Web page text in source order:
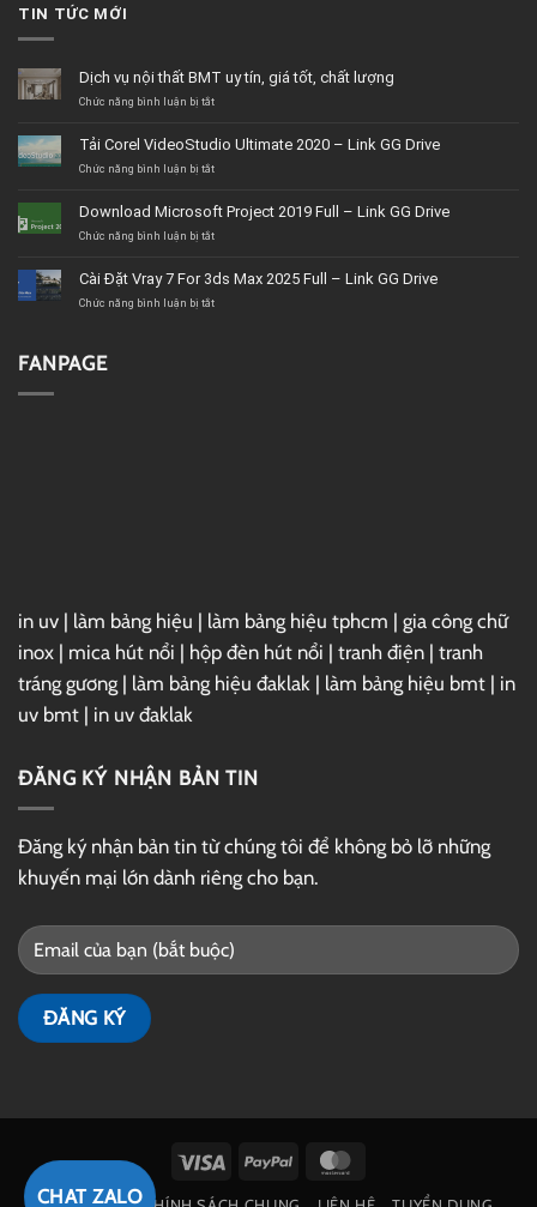
CHAT ZALO
TIN TỨC MỚI
Dịch vụ nội thất BMT uy tín, giá tốt, chất lượng
Chức năng bình luận bị tắtở
nội
thất
tín,
giá
lượng
Tải Corel VideoStudio Ultimate 2020 – Link GG Drive
Chức năng bình luận bị tắtở
VideoStudio
Ultimate
Link
GG
Download Microsoft Project 2019 Full – Link GG Drive
Chức năng bình luận bị tắtở
Project
2019
Cài Đặt Vray 7 For 3ds Max 2025 Full – Link GG Drive
Chức năng bình luận bị tắtở
FANPAGE
in uv | làm bảng hiệu | làm bảng hiệu tphcm | gia công chữ
inox | mica hút nổi | hộp đèn hút nổi | tranh điện | tranh
tráng gương | làm bảng hiệu đaklak | làm bảng hiệu bmt | in
uv bmt | in uv đaklak
ĐĂNG KÝ NHẬN BẢN TIN
Đăng ký nhận bản tin từ chúng tôi để không bỏ lỡ những
khuyến mại lớn dành riêng cho bạn.
Visa PayPal